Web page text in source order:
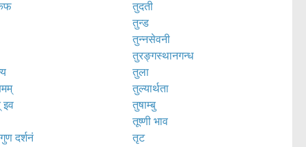
इव
दर्शनं
तुदती
तुन्ड
तुन्नसेवनी
तुरङ्गस्थानगन्ध
तुला
तुल्यार्थता
तुषाम्बु
तूष्णी भाव
तृट